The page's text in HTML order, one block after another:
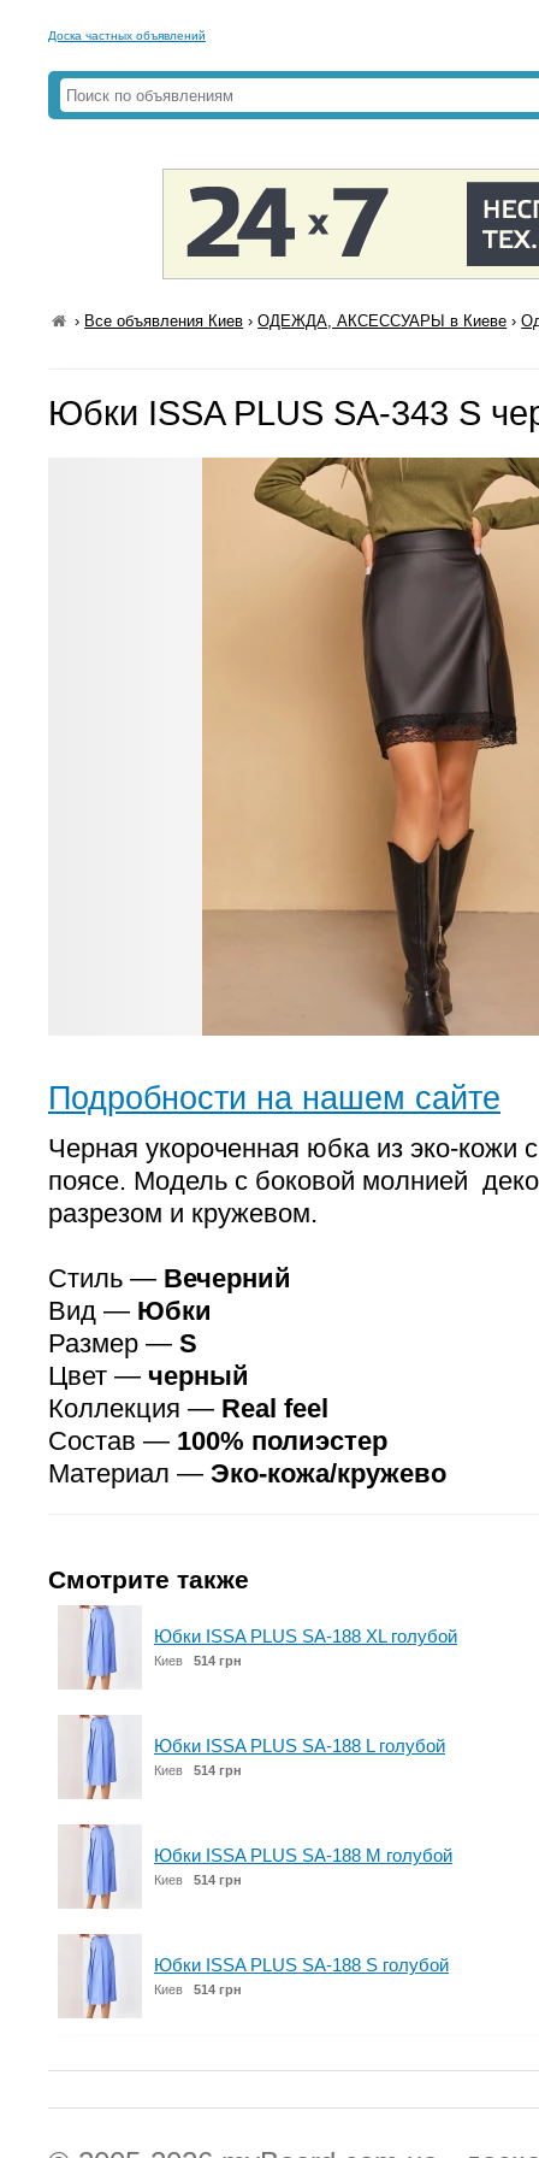
Доска частных объявлений
› Все объявления Киев ›ОДЕЖДА, АКСЕССУАРЫ в Киеве ›
Юбки ISSA PLUS SA-343 S
Подробности на нашем сайте
Черная укороченная юбка из эко-кожи
поясе. Модель с боковой молнией
разрезом и кружевом.
Стиль — Вечерний
Вид — Юбки
Размер — S
Цвет — черный
Коллекция — Real feel
Состав — 100% полиэстер
Материал — Эко-кожа/кружево
Смотрите также
Юбки ISSA PLUS SA-188 XL голубой
Киев 514 грн
Юбки ISSA PLUS SA-188 L голубой
Киев 514 грн
Юбки ISSA PLUS SA-188 M голубой
Киев 514 грн
Юбки ISSA PLUS SA-188 S голубой
Киев 514 грн